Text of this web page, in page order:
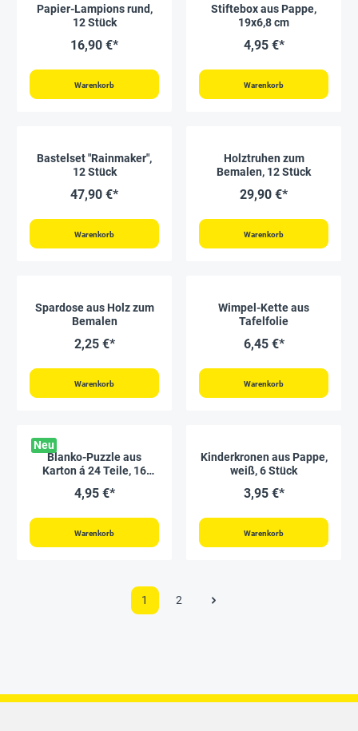
Papier-Lampions rund,
12 Stück
16,90 €*
Warenkorb
Stiftebox aus Pappe,
19x6,8 cm
4,95 €*
Warenkorb
Bastelset "Rainmaker",
12 Stück
47,90 €*
Warenkorb
Holztruhen zum
Bemalen, 12 Stück
29,90 €*
Warenkorb
Spardose aus Holz zum
Bemalen
2,25 €*
Warenkorb
Wimpel-Kette aus
Tafelfolie
6,45 €*
Warenkorb
Neu
Blanko-Puzzle aus
Karton á 24 Teile, 16
4,95 €*
Warenkorb
Kinderkronen aus Pappe,
weiß, 6 Stück
3,95 €*
Warenkorb
1 2